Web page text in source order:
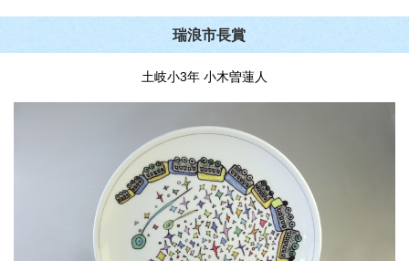
瑞浪市長賞
土岐小3年 小木曽蓮人